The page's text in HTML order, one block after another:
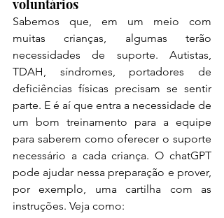
voluntários
Sabemos que, em um meio com
muitas crianças, algumas terão
necessidades de suporte. Autistas,
TDAH, síndromes, portadores de
deficiências físicas precisam se sentir
parte. E é aí que entra a necessidade de
um bom treinamento para a equipe
para saberem como oferecer o suporte
necessário a cada criança. O chatGPT
pode ajudar nessa preparação e prover,
por exemplo, uma cartilha com as
instruções. Veja como: